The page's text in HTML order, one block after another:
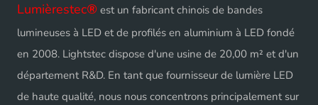
Lumièrestec® est un fabricant chinois de bandes
lumineuses à LED et de profilés en aluminium à LED fondé
en 2008. Lightstec dispose d'une usine de 20,00 m² et d'un
département R&D. En tant que fournisseur de lumière LED
de haute qualité, nous nous concentrons principalement sur